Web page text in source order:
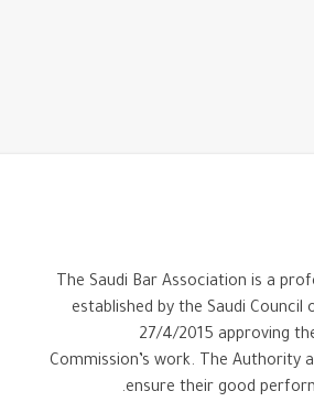
The Saudi Bar Association is a
established by the Saudi
27/4/2015 approving
Commission’s work. The
ensure their good